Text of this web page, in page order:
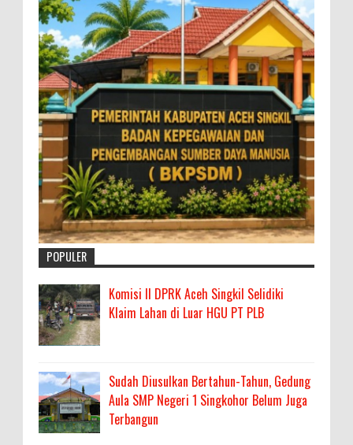
POPULER
Komisi II DPRK Aceh Singkil Selidiki
Klaim Lahan di Luar HGU PT PLB
Sudah Diusulkan Bertahun-Tahun, Gedung
Aula SMP Negeri 1 Singkohor Belum Juga
Terbangun